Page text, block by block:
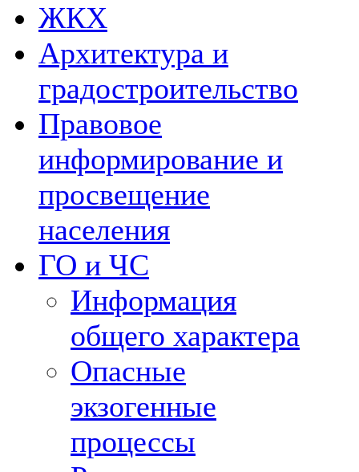
ЖКХ
Архитектура и
градостроительство
Правовое
информирование и
просвещение
населения
ГО и ЧС
Информация
общего характера
Опасные
экзогенные
процессы